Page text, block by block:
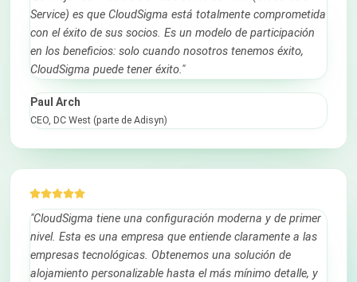
Service) es que CloudSigma está totalmente comprometida
con el éxito de sus socios. Es un modelo de participación
en los beneficios: solo cuando nosotros tenemos éxito,
CloudSigma puede tener éxito."
Paul Arch
CEO, DC West (parte de Adisyn)
"CloudSigma tiene una configuración moderna y de primer
nivel. Esta es una empresa que entiende claramente a las
empresas tecnológicas. Obtenemos una solución de
alojamiento personalizable hasta el más mínimo detalle, y